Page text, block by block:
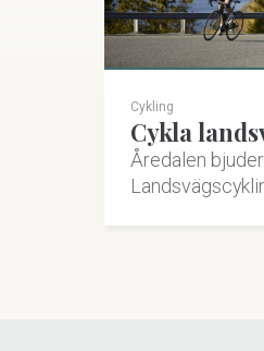
Cykling
Cykla
Åredalen